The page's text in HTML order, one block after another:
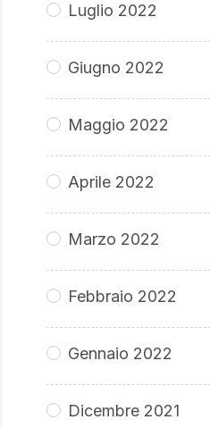
Luglio 2022
Giugno 2022
Maggio 2022
Aprile 2022
Marzo 2022
Febbraio 2022
Gennaio 2022
Dicembre 2021